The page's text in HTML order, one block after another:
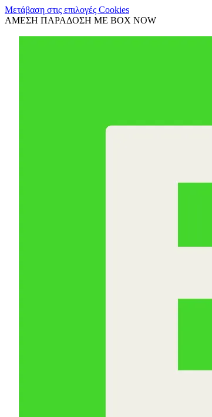
Μετάβαση στις επιλογές Cookies
ΑΜΕΣΗ ΠΑΡΑΔΟΣΗ ΜΕ BOX NOW